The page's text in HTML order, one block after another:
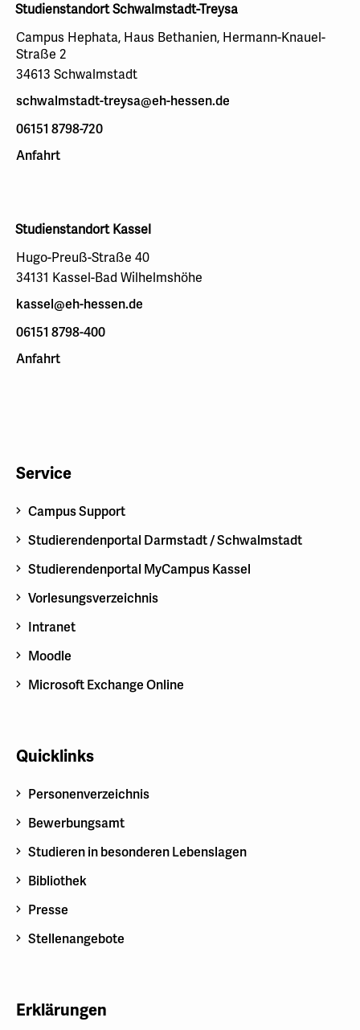
Studienstandort Schwalmstadt-Treysa
Campus Hephata, Haus Bethanien, Hermann-Knauel-
Straße 2
34613 Schwalmstadt
schwalmstadt-treysa@eh-hessen.de
06151 8798-720
Anfahrt
Studienstandort Kassel
Hugo-Preuß-Straße 40
34131 Kassel-Bad Wilhelmshöhe
kassel@eh-hessen.de
06151 8798-400
Anfahrt
Service
Campus Support
Studierendenportal Darmstadt / Schwalmstadt
Studierendenportal MyCampus Kassel
Vorlesungsverzeichnis
Intranet
Moodle
Microsoft Exchange Online
Quicklinks
Personenverzeichnis
Bewerbungsamt
Studieren in besonderen Lebenslagen
Bibliothek
Presse
Stellenangebote
Erklärungen